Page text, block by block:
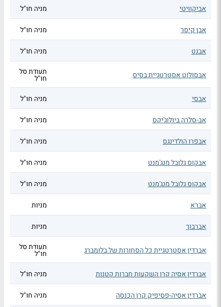
אביקוויטי מניה חו"ל
אבן קיסר מניה חו"ל
אבנט מניה חו"ל
אבסולוט אסטרטגיית בסיס תעודת סל
חו"ל
אבסי
מניה חו"ל
אב-סלרה ביולוג'יקס מניה חו"ל
אבפרו הולדינגס מניה חו"ל
אבקוס גלובל מנג'מנט מניה חו"ל
אבקוס גלובל מנג'מנט מניה חו"ל
אברא מניות
אברבוך מניות
אברדין אסטרטגיית כל הסחורות של בלומברג תעודת סל
חו"ל
אברדין אסיה קרן השקעות חברות קטנות
מניה חו"ל
אברדין אסיה-פסיפיק קרן הכנסה מניה חו"ל